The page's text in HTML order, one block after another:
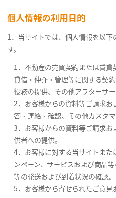
個人情報の利用目的
1．当サイトでは、個人情報を以
す。
1．不動産の売買契約または賃
貸借・仲介・管理等に関する契
役務の提供、その他アフターサー
2．お客様からの資料等ご請求お
答・連絡・確認、その他カスタマ
3．お客様からの資料等ご請求
供者への提供。
4．お客様に対する当サイトまた
ンペーン、サービスおよび商品
等の発送および到着状況の確認。
5．お客様から寄せられたご意